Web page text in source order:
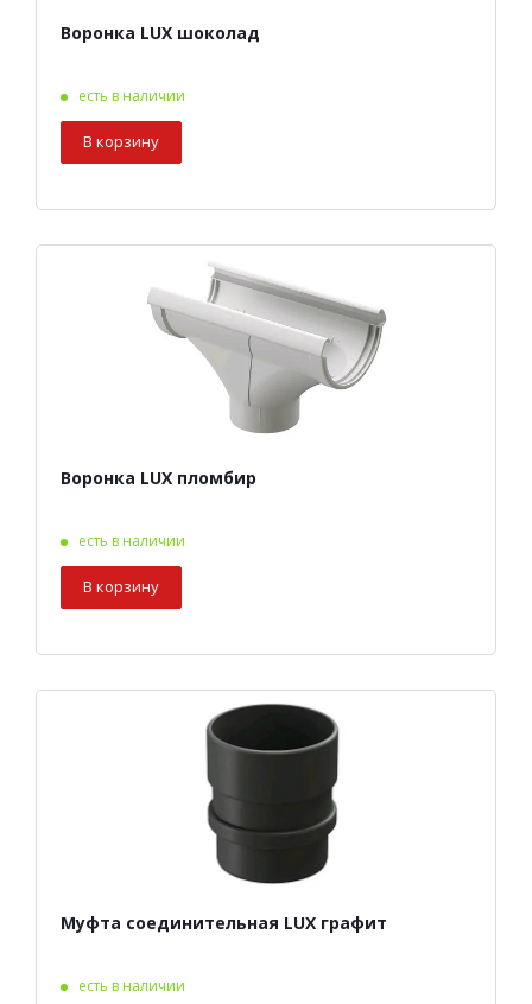
Воронка LUX шоколад
есть в наличии
В корзину
Воронка LUX пломбир
есть в наличии
В корзину
Муфта соединительная LUX графит
есть в наличии